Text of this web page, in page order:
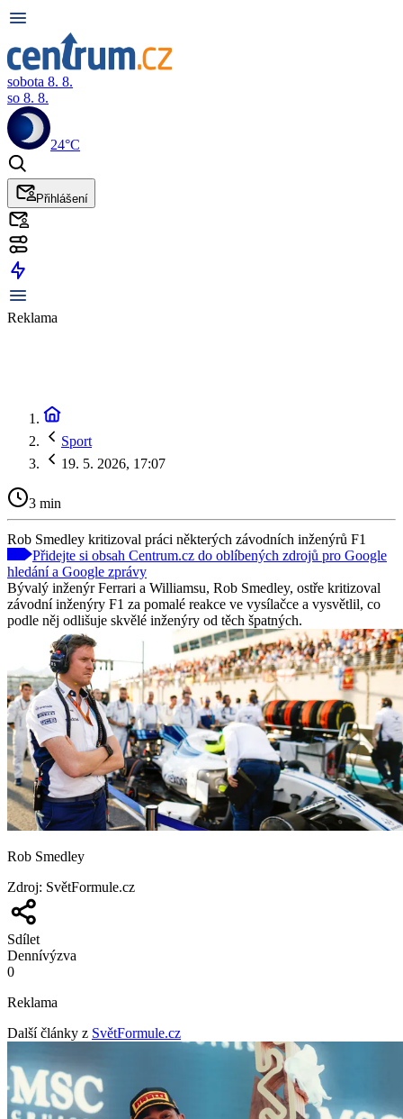
sobota 8. 8.
so 8. 8.
24°C
Přihlášení
Reklama
Sport
19. 5. 2026, 17:07
3 min
Rob Smedley kritizoval práci některých závodních inženýrů F1
Přidejte si obsah Centrum.cz do oblíbených zdrojů pro Google
hledání a Google zprávy
Bývalý inženýr Ferrari a Williamsu, Rob Smedley, ostře kritizoval
závodní inženýry F1 za pomalé reakce ve vysílačce a vysvětlil, co
podle něj odlišuje skvělé inženýry od těch špatných.
Rob Smedley
Zdroj: SvětFormule.cz
Sdílet
Dennívýzva
0
Reklama
Další články z SvětFormule.cz